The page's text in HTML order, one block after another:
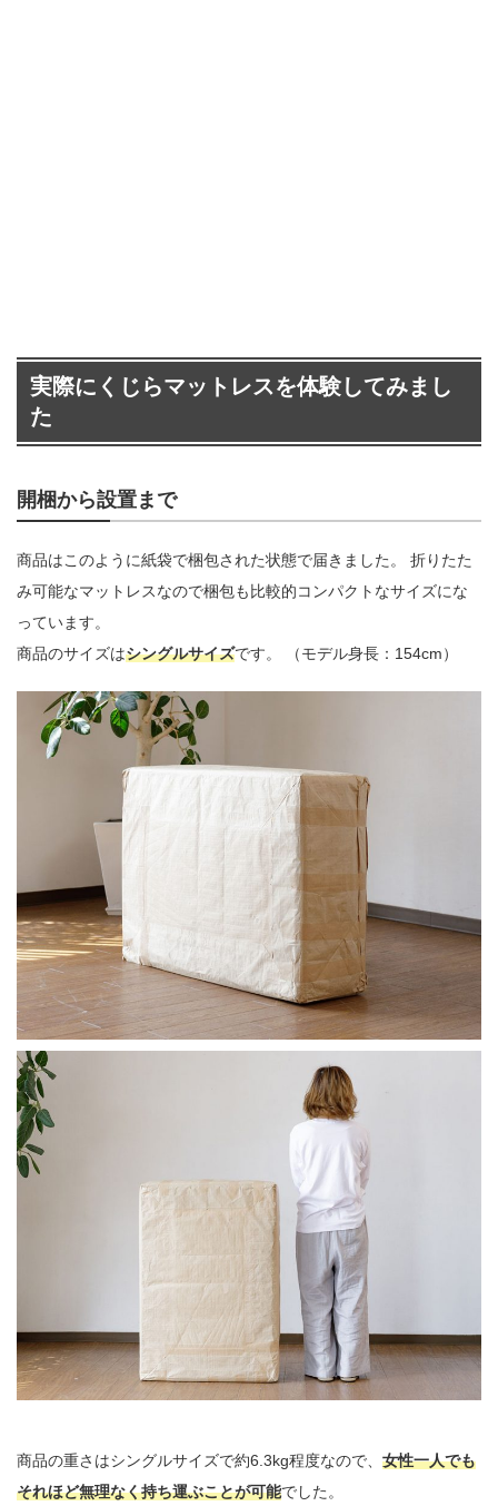
実際にくじらマットレスを体験してみまし
た
開梱から設置まで
商品はこのように紙袋で梱包された状態で届きました。 折りたた
み可能なマットレスなので梱包も比較的コンパクトなサイズにな
っています。
商品のサイズはシングルサイズです。 （モデル身長：154cm）
商品の重さはシングルサイズで約6.3kg程度なので、 女性一人でも
それほど無理なく持ち運ぶことが可能でした。